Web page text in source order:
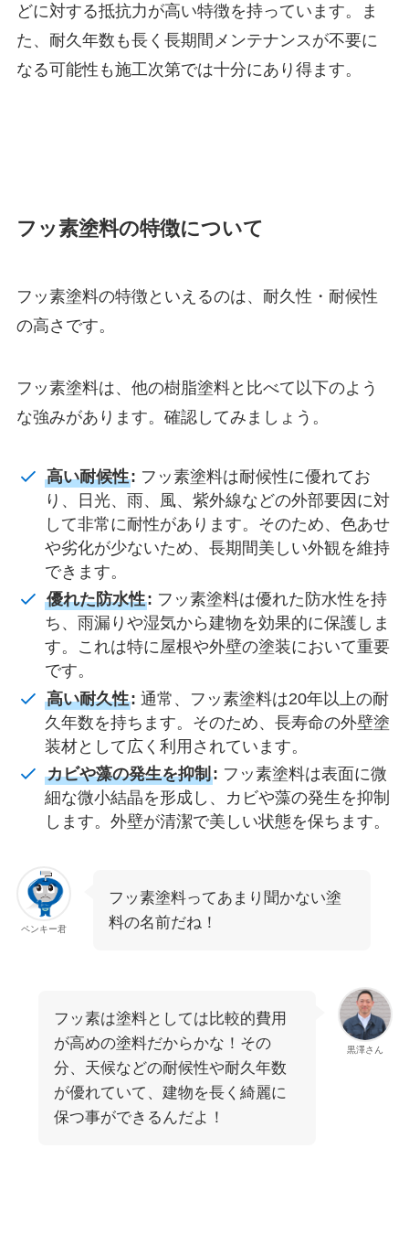
どに対する抵抗力が高い特徴を持っています。ま
た、耐久年数も長く長期間メンテナンスが不要に
なる可能性も施工次第では十分にあり得ます。
フッ素塗料の特徴について
フッ素塗料の特徴といえるのは、耐久性・耐候性
の高さです。
フッ素塗料は、他の樹脂塗料と比べて以下のよう
な強みがあります。確認してみましょう。
高い耐候性: フッ素塗料は耐候性に優れてお
り、日光、雨、風、紫外線などの外部要因に対
して非常に耐性があります。そのため、色あせ
や劣化が少ないため、長期間美しい外観を維持
できます。
優れた防水性: フッ素塗料は優れた防水性を持
ち、雨漏りや湿気から建物を効果的に保護しま
す。これは特に屋根や外壁の塗装において重要
です。
高い耐久性: 通常、フッ素塗料は20年以上の耐
久年数を持ちます。そのため、長寿命の外壁塗
装材として広く利用されています。
カビや藻の発生を抑制: フッ素塗料は表面に微
細な微小結晶を形成し、カビや藻の発生を抑制
します。外壁が清潔で美しい状態を保ちます。
ペンキー君
フッ素塗料ってあまり聞かない塗
料の名前だね！
黒澤さん
フッ素は塗料としては比較的費用
が高めの塗料だからかな！その
分、天候などの耐候性や耐久年数
が優れていて、建物を長く綺麗に
保つ事ができるんだよ！